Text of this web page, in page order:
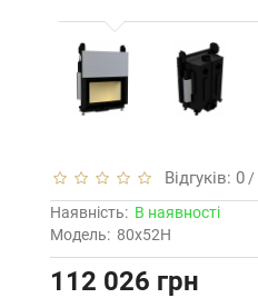
Відгуків: 0 /
Наявність: В наявності
Модель: 80x52H
112 026 грн